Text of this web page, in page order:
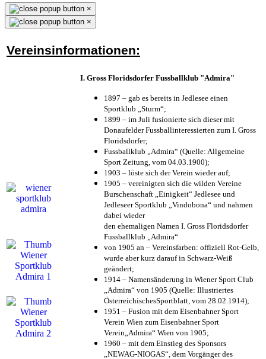
×
×
Vereinsinformationen:
I. Gross Floridsdorfer Fussballklub "Admira"
1897 – gab es bereits in Jedlesee einen
Sportklub „Sturm“;
1899 – im Juli fusionierte sich dieser mit
Donaufelder Fussballinteressierten zum I. Gross
Floridsdorfer;
Fussballklub „Admira“ (Quelle: Allgemeine
Sport Zeitung, vom 04.03.1900);
1903 – löste sich der Verein wieder auf;
1905 – vereinigten sich die wilden Vereine
Burschenschaft „Einigkeit“ Jedlesee und
Jedleseer Sportklub „Vindobona“ und nahmen
dabei wieder
den ehemaligen Namen I. Gross Floridsdorfer
Fussballklub „Admira“
von 1905 an – Vereinsfarben: offiziell Rot-Gelb,
wurde aber kurz darauf in Schwarz-Weiß
geändert;
1914 – Namensänderung in Wiener Sport Club
„Admira“ von 1905 (Quelle: Illustriertes
ÖsterreichischesSportblatt, vom 28.02.1914);
1951 – Fusion mit dem Eisenbahner Sport
Verein Wien zum Eisenbahner Sport
Verein„Admira“ Wien von 1905;
1960 – mit dem Einstieg des Sponsors
„NEWAG-NIOGAS“, dem Vorgänger des